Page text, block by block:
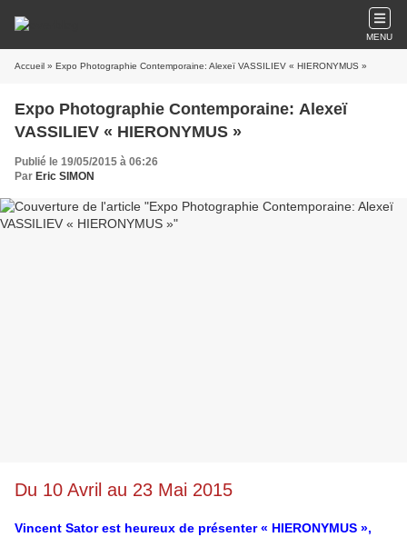
MENU
Accueil » Expo Photographie Contemporaine: Alexeï VASSILIEV « HIERONYMUS »
Expo Photographie Contemporaine: Alexeï
VASSILIEV « HIERONYMUS »
Publié le 19/05/2015 à 06:26
Par Eric SIMON
Du 10 Avril au 23 Mai 2015
Vincent Sator est heureux de présenter « HIERONYMUS »,